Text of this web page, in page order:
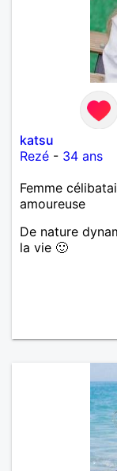
katsu
Rezé - 34 ans
Femme
amoureuse
De nature
la vie 🙂